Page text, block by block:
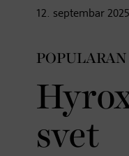
12. septembar 2025
POPULARAN
svet